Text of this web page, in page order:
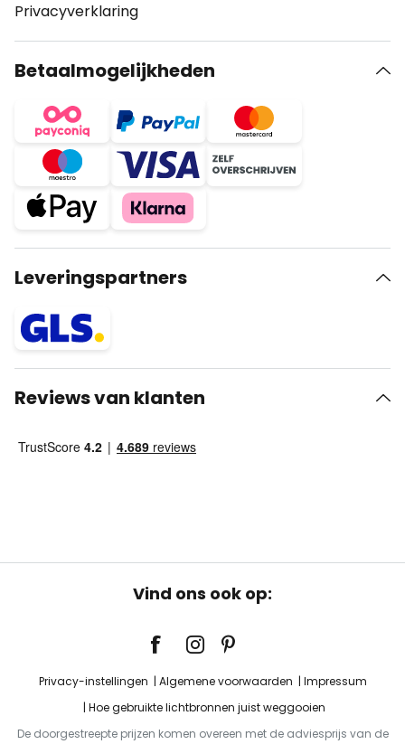
Privacyverklaring
Betaalmogelijkheden
Leveringspartners
Reviews van klanten
Vind ons ook op:
Privacy-instellingen Algemene voorwaarden
Impressum
Hoe gebruikte lichtbronnen juist weggooien
De doorgestreepte prijzen komen overeen met de adviesprijs van de